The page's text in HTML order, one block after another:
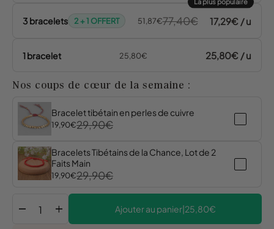
La plus populaire
3 bracelets 2 + 1 OFFERT 51,87€77,40€ 17,29€ / u
1 bracelet 25,80€ 25,80€ / u
Nos coups de cœur de la semaine :
Bracelet tibétain en perles de cuivre
19,90€29,90€
Bracelets Tibétains de la Chance, Lot de 2
Faits Main
19,90€29,90€
remove add Ajouter au panier|25,80€